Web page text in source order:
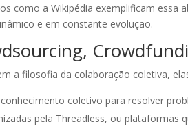
como a Wikipédia exemplificam
e em constante evolução.
a filosofia da colaboração coletiva,
coletivo para resolver
pela Threadless, ou